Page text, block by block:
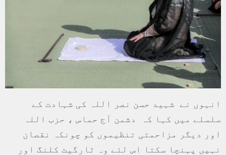
انہوں نے شہید حسن نصر اللہ کی شہادت کے
سلسلے میں کہا کہ دشمن آج حماس ، حزب اللہ
اور دیگر مزاحمتی تنظیموں کو چونکہ نقصان
نہیں پہنچا سکتا اس لئے وہ ٹارگیٹ کلنگ اور